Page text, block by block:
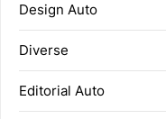
Design Auto
Diverse
Editorial Auto